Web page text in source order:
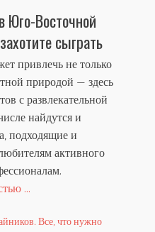
Юго-Восточной
сыграть
привлечь не только
природой — здесь
с развлекательной
найдутся и
подходящие и
активного
...